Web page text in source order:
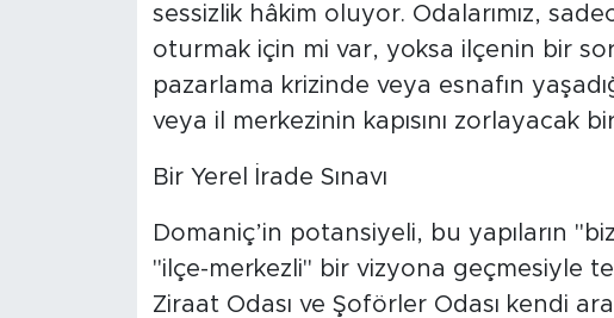
sessizlik hâkim oluyor. Odalarımız,
oturmak için mi var, yoksa ilçenin bir
pazarlama krizinde veya esnafın
veya il merkezinin kapısını zorlayacak
Bir Yerel İrade Sınavı
Domaniç’in potansiyeli, bu yapıların
"ilçe-merkezli" bir vizyona geçmesiyle
Ziraat Odası ve Şoförler Odası kendi